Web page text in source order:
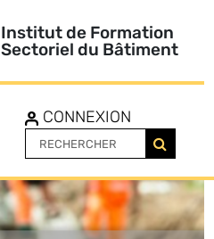
Institut de Formation
Sectoriel du Bâtiment
CONNEXION